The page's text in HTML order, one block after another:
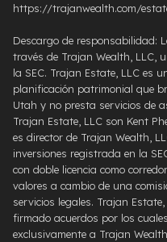
https://trajanwealth.com/
Descargo de responsabilidad:
través de Trajan Wealth, LLC,
la SEC. Trajan Estate, LLC es
planificación patrimonial que
Utah y no presta servicios de
Trajan Estate, LLC son Kent
es director de Trajan Wealth,
inversiones registrada en la
con doble licencia como
valores a cambio de una
servicios legales. Trajan
firmado acuerdos por los
exclusivamente a Trajan